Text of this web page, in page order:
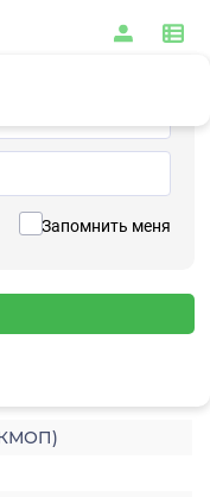
Запомнить меня
/ IP / VEN-561-IP-N